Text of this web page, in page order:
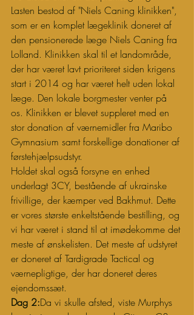
Lasten bestod af "Niels Caning klinikken",
som er en komplet lægeklinik doneret af
den pensionerede læge Niels Caning fra
Lolland. Klinikken skal til et landområde,
der har været lavt prioriteret siden krigens
start i 2014 og har været helt uden lokal
læge. Den lokale borgmester venter på
os. Klinikken er blevet suppleret med en
stor donation af værnemidler fra Maribo
Gymnasium samt forskellige donationer af
førstehjælpsudstyr.
Holdet skal også forsyne en enhed
underlagt 3CY, bestående af ukrainske
frivillige, der kæmper ved Bakhmut. Dette
er vores største enkeltstående bestilling, og
vi har været i stand til at imødekomme det
meste af ønskelisten. Det meste af udstyret
er doneret af Tardigrade Tactical og
værnepligtige, der har doneret deres
ejendomssæt.
Dag 2:Da vi skulle afsted, viste Murphys